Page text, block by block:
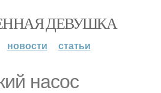
ДЕВУШКА
новости статьи
насос